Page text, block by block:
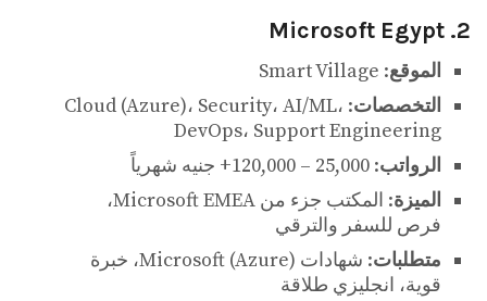
2. Microsoft Egypt
الموقع: Smart Village
التخصصات : Cloud (Azure)، Security، AI/ML،
DevOps، Support Engineering
الرواتب: 25,000 – 120,000+ جنيه شهرياً
الميزة
: المكتب جزء من Microsoft EMEA،
فرص للسفر والترقي
متطلبات
: شهادات Microsoft (Azure)، خبرة
قوية، انجليزي طلاقة